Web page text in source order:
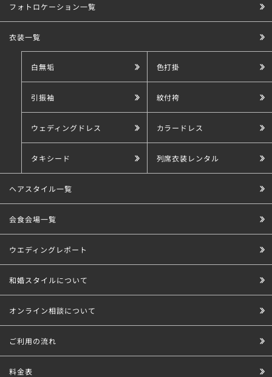
フォトロケーション一覧
衣装一覧
白無垢 色打掛
引振袖 紋付袴
ウェディングドレス カラードレス
タキシード 列席衣装レンタル
ヘアスタイル一覧
会食会場一覧
ウエディングレポート
和婚スタイルについて
オンライン相談について
ご利用の流れ
料金表